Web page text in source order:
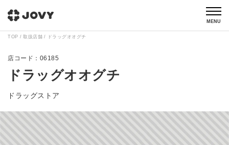
MENU
TOP 取扱店舗 ドラッグオオグチ
06185
ドラッグオオグチ
ドラッグストア